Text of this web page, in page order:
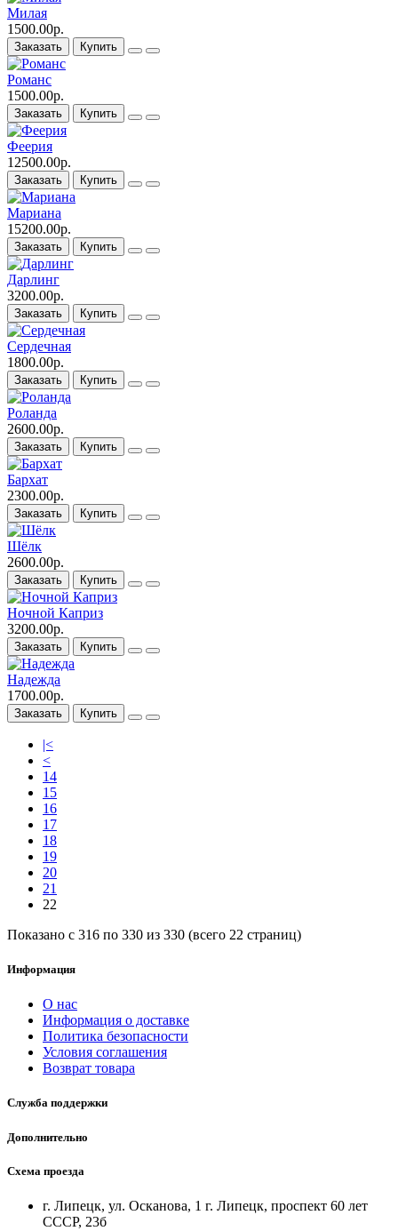
Милая
1500.00р.
Заказать Купить
Романс
1500.00р.
Заказать Купить
Феерия
12500.00р.
Заказать Купить
Мариана
15200.00р.
Заказать Купить
Дарлинг
3200.00р.
Заказать Купить
Сердечная
1800.00р.
Заказать Купить
Роланда
2600.00р.
Заказать Купить
Бархат
2300.00р.
Заказать Купить
Шёлк
2600.00р.
Заказать Купить
Ночной Каприз
3200.00р.
Заказать Купить
Надежда
1700.00р.
Заказать Купить
|<
<
14
15
16
17
18
19
20
21
22
Показано с 316 по 330 из 330 (всего 22 страниц)
Информация
О нас
Информация о доставке
Политика безопасности
Условия соглашения
Возврат товара
Служба поддержки
Дополнительно
Схема проезда
г. Липецк, ул. Осканова, 1 г. Липецк, проспект 60 лет
СССР, 23б